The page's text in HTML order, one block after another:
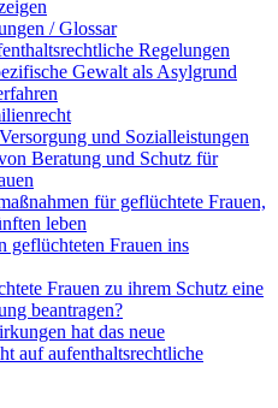
/ Glossar
Regelungen
Gewalt als Asylgrund
und Sozialleistungen
Beratung und Schutz für
für geflüchtete Frauen,
leben
geflüchteten Frauen ins
Frauen zu ihrem Schutz eine
beantragen?
hat das neue
auf aufenthaltsrechtliche